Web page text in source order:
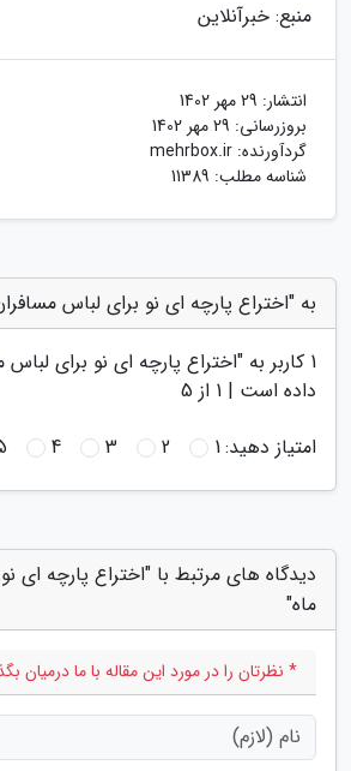
منبع: خبرآنلاین
انتشار: 29 مهر 1402
بروزرسانی: 29 مهر 1402
گردآورنده: mehrbox.ir
شناسه مطلب: 11389
به "اختراع پارچه ای نو برای لباس
1 کاربر به "اختراع پارچه ای نو برای لباس
داده است | 1 از 5
امتیاز دهید:1
2
3
4
دیدگاه های مرتبط با "اختراع پارچه ای
ماه"
* نظرتان را در مورد این مقاله با ما درمیان